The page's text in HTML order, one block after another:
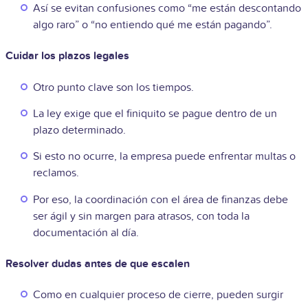
Así se evitan confusiones como “me están descontando
algo raro” o “no entiendo qué me están pagando”.
Cuidar los plazos legales
Otro punto clave son los tiempos.
La ley exige que el finiquito se pague dentro de un
plazo determinado.
Si esto no ocurre, la empresa puede enfrentar multas o
reclamos.
Por eso, la coordinación con el área de finanzas debe
ser ágil y sin margen para atrasos, con toda la
documentación al día.
Resolver dudas antes de que escalen
Como en cualquier proceso de cierre, pueden surgir